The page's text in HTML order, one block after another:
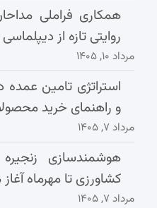
همکاری فراملی
روایتی تازه از
مرداد ۱۰, ۱۴۰۵
استراتژی تامین عمده
و راهنمای خرید
مرداد ۷, ۱۴۰۵
هوشمندسازی
کشاورزی تا مهرماه
مرداد ۷, ۱۴۰۵